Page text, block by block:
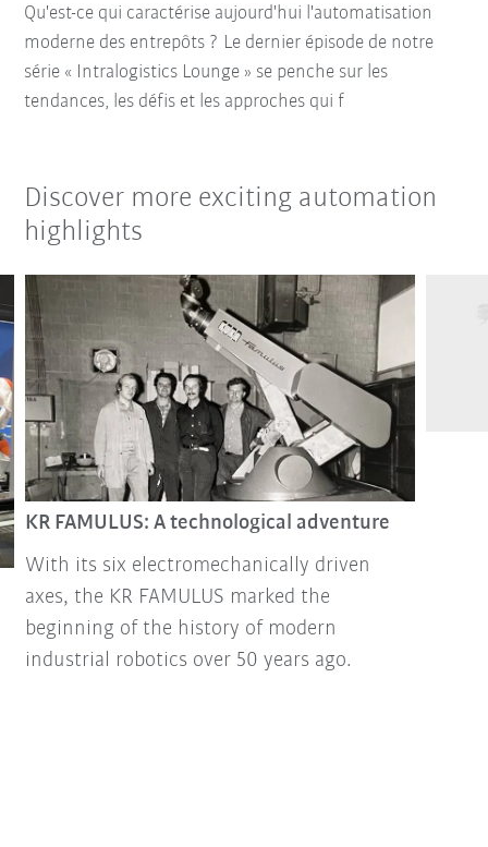
Qu'est-ce qui caractérise aujourd'hui l'automatisation
moderne des entrepôts ? Le dernier épisode de notre
série « Intralogistics Lounge » se penche sur les
tendances, les défis et les approches qui f
Discover more exciting automation
highlights
KR FAMULUS: A technological adventure
With its six electromechanically driven
axes, the KR FAMULUS marked the
beginning of the history of modern
industrial robotics over 50 years ago.